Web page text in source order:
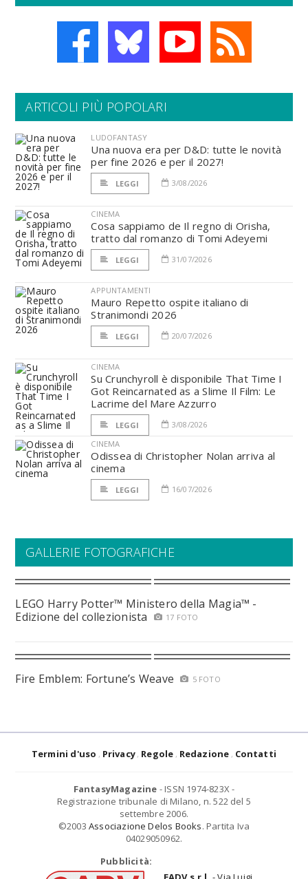
ARTICOLI PIÙ POPOLARI
LUDOFANTASY
Una nuova era per D&D: tutte le novità
per fine 2026 e per il 2027!
LEGGI 3/08/2026
CINEMA
Cosa sappiamo de Il regno di Orisha,
tratto dal romanzo di Tomi Adeyemi
LEGGI 31/07/2026
APPUNTAMENTI
Mauro Repetto ospite italiano di
Stranimondi 2026
LEGGI 20/07/2026
CINEMA
Su Crunchyroll è disponibile That Time I
Got Reincarnated as a Slime Il Film: Le
Lacrime del Mare Azzurro
LEGGI
3/08/2026
CINEMA
Odissea di Christopher Nolan arriva al
cinema
LEGGI 16/07/2026
GALLERIE FOTOGRAFICHE
LEGO Harry Potter™ Ministero della Magia™ -
Edizione del collezionista
17 FOTO
Fire Emblem: Fortune’s Weave 5 FOTO
Termini d'uso Privacy Regole Redazione Contatti
FantasyMagazine - ISSN 1974-823X -
Registrazione tribunale di Milano, n. 522 del 5
settembre 2006.
©2003 Associazione Delos Books. Partita Iva
04029050962.
Pubblicità: